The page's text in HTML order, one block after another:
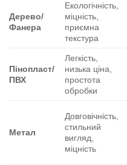
Дерево/
Фанера
Екологічність,
міцність,
приємна
текстура
Пінопласт/
ПВХ
Легкість,
низька ціна,
простота
обробки
Метал
Довговічність,
стильний
вигляд,
міцність